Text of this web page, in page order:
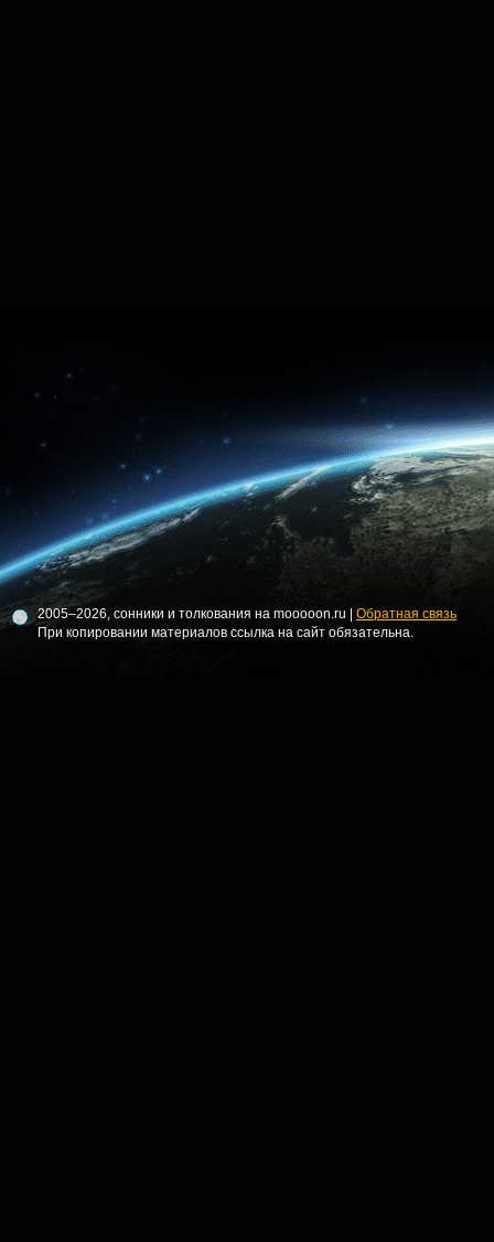
2005–2026, сонники и толкования на mooooon.ru | Обратная связь
При копировании материалов ссылка на сайт обязательна.